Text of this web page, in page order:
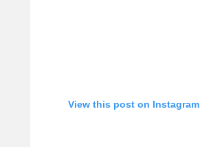
View this post on Instagram